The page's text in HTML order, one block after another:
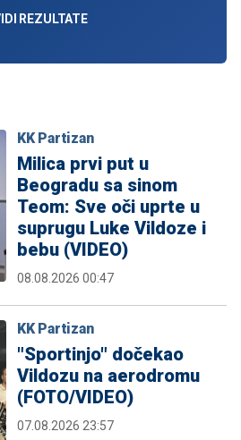
REZULTATE
KK Partizan
Milica prvi put u
Beogradu sa sinom
Teom: Sve oči uprte u
suprugu Luke Vildoze i
bebu (VIDEO)
08.08.2026 00:47
KK Partizan
"Sportinjo" dočekao
Vildozu na aerodromu
(FOTO/VIDEO)
07.08.2026 23:57